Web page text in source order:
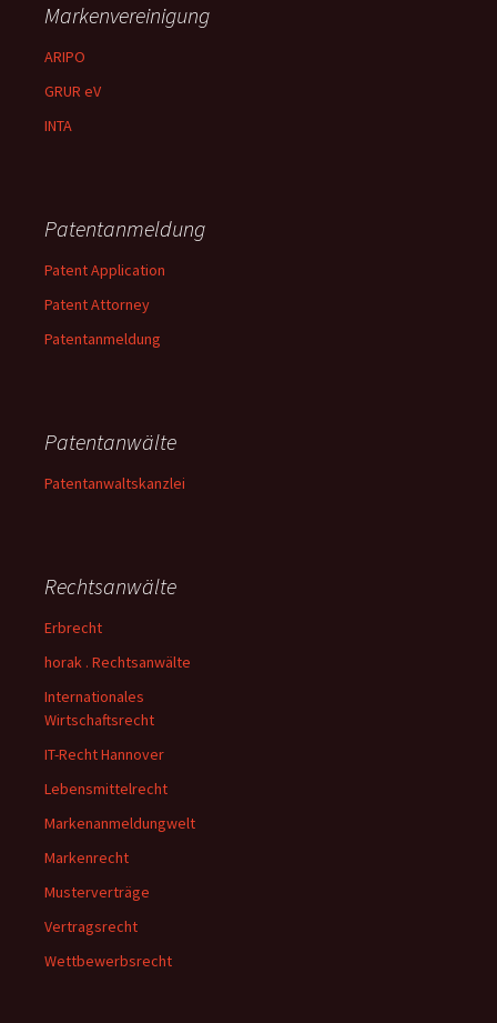
Markenvereinigung
ARIPO
GRUR eV
INTA
Patentanmeldung
Patent Application
Patent Attorney
Patentanmeldung
Patentanwälte
Patentanwaltskanzlei
Rechtsanwälte
Erbrecht
horak . Rechtsanwälte
Internationales
Wirtschaftsrecht
IT-Recht Hannover
Lebensmittelrecht
Markenanmeldungwelt
Markenrecht
Musterverträge
Vertragsrecht
Wettbewerbsrecht